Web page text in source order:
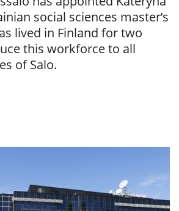
social sciences master’s
lived in Finland for two
this workforce to all
of Salo.